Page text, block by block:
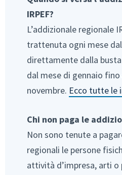
IRPEF?
L’addizionale regionale
trattenuta ogni mese
direttamente dalla
dal mese di gennaio fino
novembre. Ecco tutte le
Chi non paga le
Non sono tenute a
regionali le persone
attività d’impresa, arti o